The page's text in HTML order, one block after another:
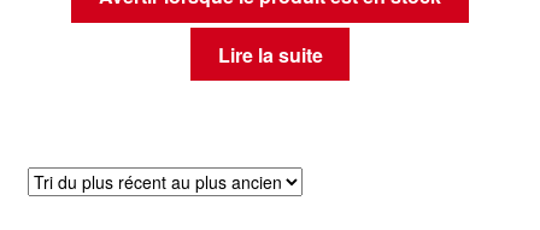
Lire la suite